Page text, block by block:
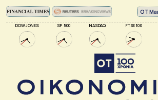
DOW JONES SP 500 NASDAQ FTSE 100
ΟΤ